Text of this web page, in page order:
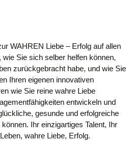
WAHREN Liebe – Erfolg auf allen
Sie sich selber helfen können,
zurückgebracht habe, und wie Sie
Ihren eigenen innovativen
wie Sie reine wahre Liebe
entwickeln und
gesunde und erfolgreiche
Ihr einzigartiges Talent, Ihr
wahre Liebe, Erfolg.